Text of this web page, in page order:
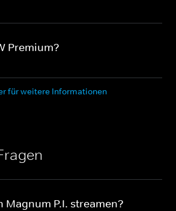
Premium?
für weitere Informationen
Magnum P.I. streamen?